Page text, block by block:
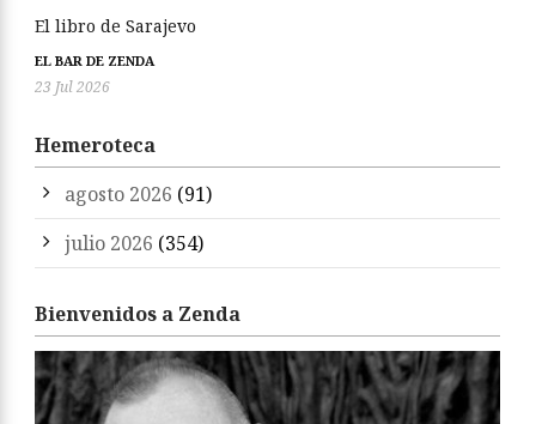
El libro de Sarajevo
EL BAR DE ZENDA
23 Jul 2026
Hemeroteca
agosto 2026 (91)
julio 2026 (354)
Bienvenidos a Zenda